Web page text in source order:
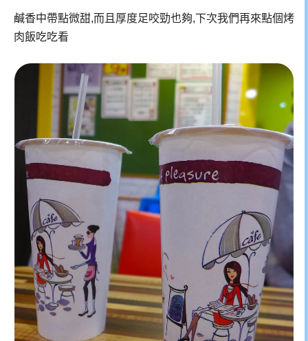
鹹香中帶點微甜,而且厚度足咬勁也夠,下次我們再來點個烤
肉飯吃吃看